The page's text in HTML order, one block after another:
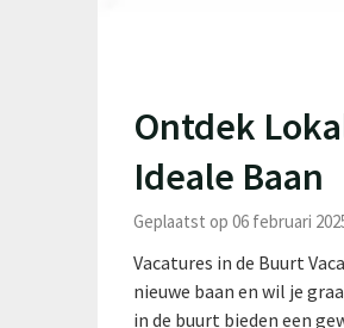
Ontdek
Ideale Baan
Geplaatst op 06 februari
Vacatures in de Buurt
nieuwe baan en wil je
in de buurt bieden een